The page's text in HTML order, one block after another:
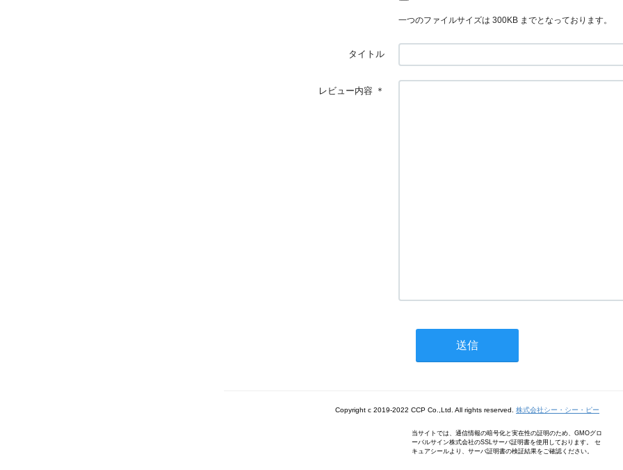
一つのファイルサイズは 300KB までとなっております。
タイトル
レビュー内容 ＊
Copyright c 2019-2022 CCP Co.,Ltd. All rights reserved. 株式会社シー・シー・ピー
当サイトでは、通信情報の暗号化と実在性の証明のため、GMOグロ
ーバルサイン株式会社のSSLサーバ証明書を使用しております。 セ
キュアシールより、サーバ証明書の検証結果をご確認ください。